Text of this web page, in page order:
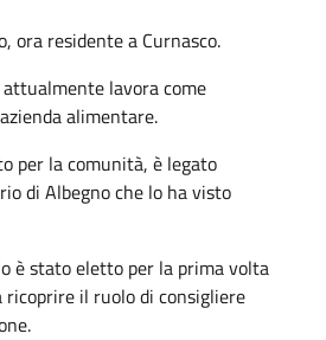
ora residente a Curnasco.
lavora come
alimentare.
per la comunità, è legato
di Albegno che lo ha visto
è stato eletto per la prima volta
ricoprire il ruolo di consigliere